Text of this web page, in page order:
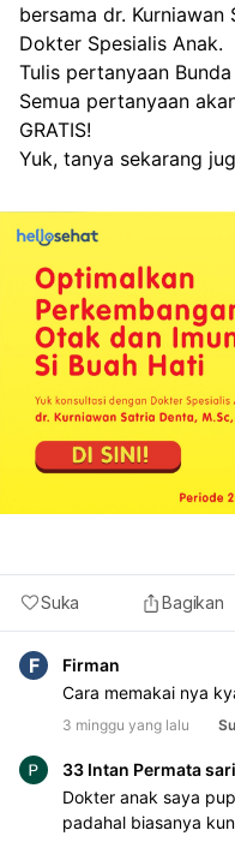
bersama dr. Kurniawan
Dokter Spesialis Anak.
Tulis pertanyaan
Semua pertanyaan
GRATIS!
Yuk, tanya sekarang
Suka Bagikan
F
Firman
Cara memakai nya
3 minggu yang lalu
33 Intan Permata sari
Dokter anak saya
padahal biasanya